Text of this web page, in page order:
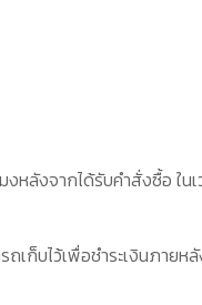
งหลังจากได้รับคำสั่งซื้อ ใน
เก็บไว้เพื่อชำระเงินภายห